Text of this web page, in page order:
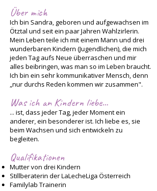
Über mich
Ich bin Sandra, geboren und aufgewachsen im
Ötztal und seit ein paar Jahren Wahlzirlerin.
Mein Leben teile ich mit einem Mann und drei
wunderbaren Kindern (Jugendlichen), die mich
jeden Tag aufs Neue überraschen und mir
alles beibringen, was man so im Leben braucht.
Ich bin ein sehr kommunikativer Mensch, denn
„nur durchs Reden kommen wir zusammen".
Was ich an Kindern liebe...
... ist, dass jeder Tag, jeder Moment ein
anderer, ein besonderer ist. Ich liebe es, sie
beim Wachsen und sich entwickeln zu
begleiten.
Qualifikationen
Mutter von drei Kindern
Stillberaterin der LaLecheLiga Österreich
Familylab Trainerin